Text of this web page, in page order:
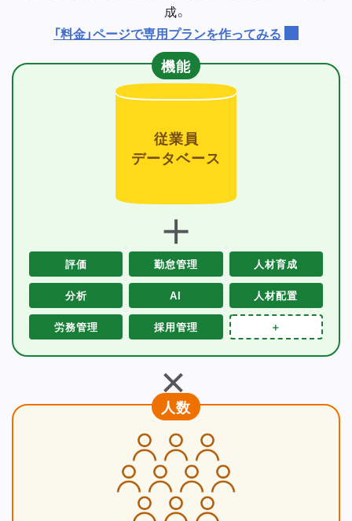
成。
「料金」ページで専用プランを作ってみる
機能
従業員
データベース
＋
評価 勤怠管理 人材育成
分析 AI 人材配置
労務管理 採用管理 ＋
＋
人数